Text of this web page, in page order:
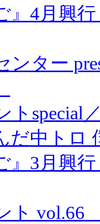
』4月興
ンター
トspecial
だ中ト
』3月興
ト